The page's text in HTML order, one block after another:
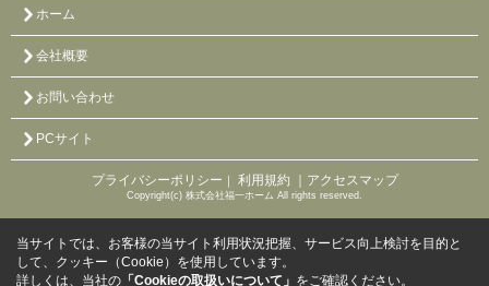
ホーム
会社概要
お問い合わせ
PCサイト
プライバシーポリシー ｜ 利用規約 ｜アクセスマップ
Copyright(c) 株式会社福一ホーム All rights reserved.
当サイトでは、お客様の当サイト利用状況把握、サービス向上検討を目的と
して、クッキー（Cookie）を使用しています。
詳しくは、当社の 「Cookieの取扱いについて」 をご確認ください。